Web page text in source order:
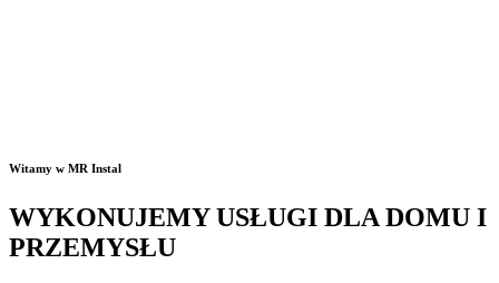
Witamy w MR Instal
WYKONUJEMY USŁUGI DLA DOMU I
PRZEMYSŁU